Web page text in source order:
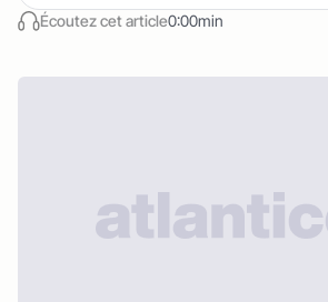
Écoutez cet article0:00min